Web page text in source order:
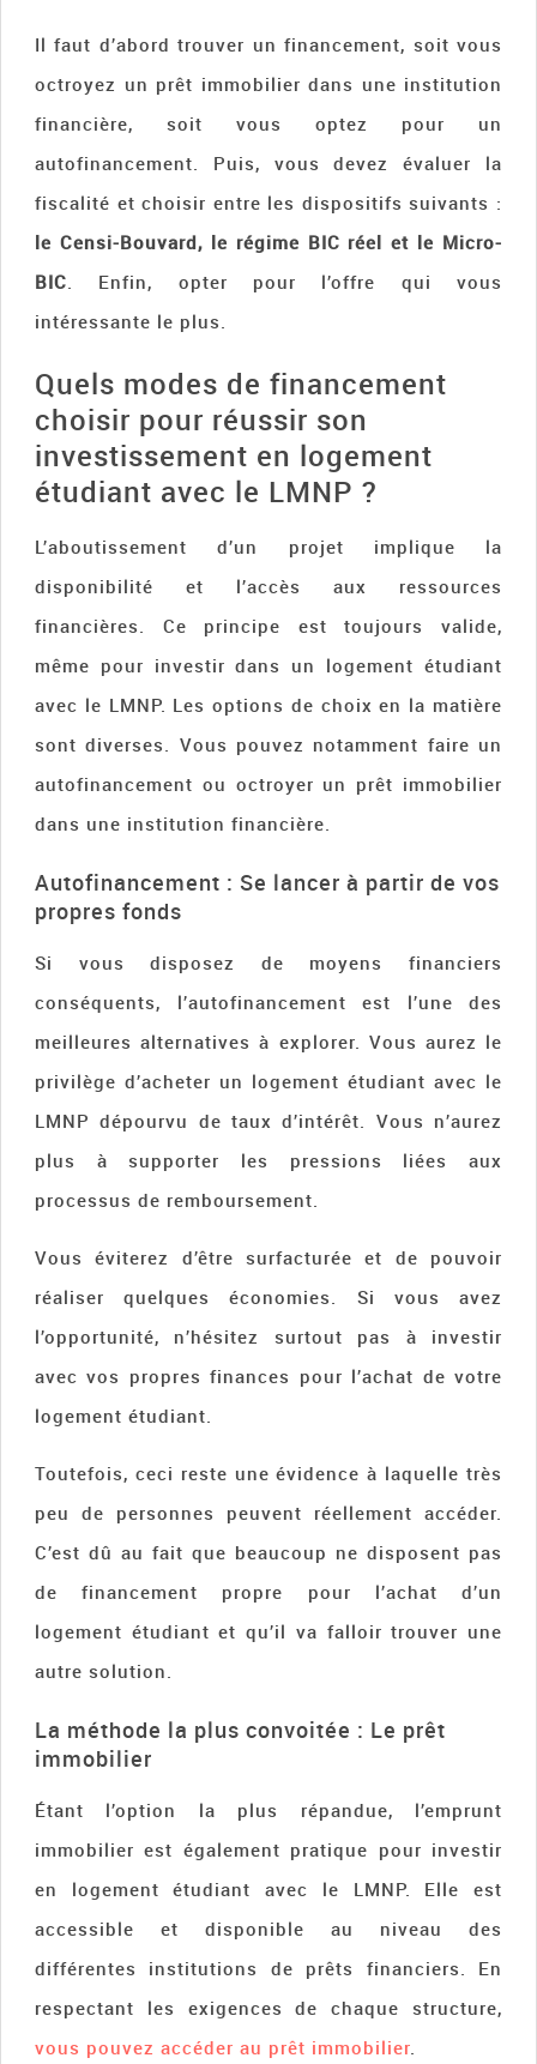
Il faut d’abord trouver un financement, soit vous
octroyez un prêt immobilier dans une institution
financière, soit vous optez pour un
autofinancement. Puis, vous devez évaluer la
fiscalité et choisir entre les dispositifs suivants :
le Censi-Bouvard, le régime BIC réel et le Micro-
BIC. Enfin, opter pour l’offre qui vous
intéressante le plus.
Quels modes de financement
choisir pour réussir son
investissement en logement
étudiant avec le LMNP ?
L’aboutissement d’un projet implique la
disponibilité et l’accès aux ressources
financières. Ce principe est toujours valide,
même pour investir dans un logement étudiant
avec le LMNP. Les options de choix en la matière
sont diverses. Vous pouvez notamment faire un
autofinancement ou octroyer un prêt immobilier
dans une institution financière.
Autofinancement : Se lancer à partir de vos
propres fonds
Si vous disposez de moyens financiers
conséquents, l’autofinancement est l’une des
meilleures alternatives à explorer. Vous aurez le
privilège d’acheter un logement étudiant avec le
LMNP dépourvu de taux d’intérêt. Vous n’aurez
plus à supporter les pressions liées aux
processus de remboursement.
Vous éviterez d’être surfacturée et de pouvoir
réaliser quelques économies. Si vous avez
l’opportunité, n’hésitez surtout pas à investir
avec vos propres finances pour l’achat de votre
logement étudiant.
Toutefois, ceci reste une évidence à laquelle très
peu de personnes peuvent réellement accéder.
C’est dû au fait que beaucoup ne disposent pas
de financement propre pour l’achat d’un
logement étudiant et qu’il va falloir trouver une
autre solution.
La méthode la plus convoitée : Le prêt
immobilier
Étant l’option la plus répandue, l’emprunt
immobilier est également pratique pour investir
en logement étudiant avec le LMNP. Elle est
accessible et disponible au niveau des
différentes institutions de prêts financiers. En
respectant les exigences de chaque structure,
vous pouvez accéder au prêt immobilier.